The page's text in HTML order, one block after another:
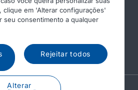
DAF
Aviso Legal
Meio Ambiente e
Política de Cookies
clique em 'Alterar configurações'
seu consentimento a qualquer
Rejeitar todos
Alterar